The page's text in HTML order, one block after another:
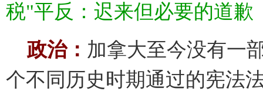
税"平反：迟来但必要的道歉
政治： 加拿大至今没有一
个不同历史时期通过的宪法